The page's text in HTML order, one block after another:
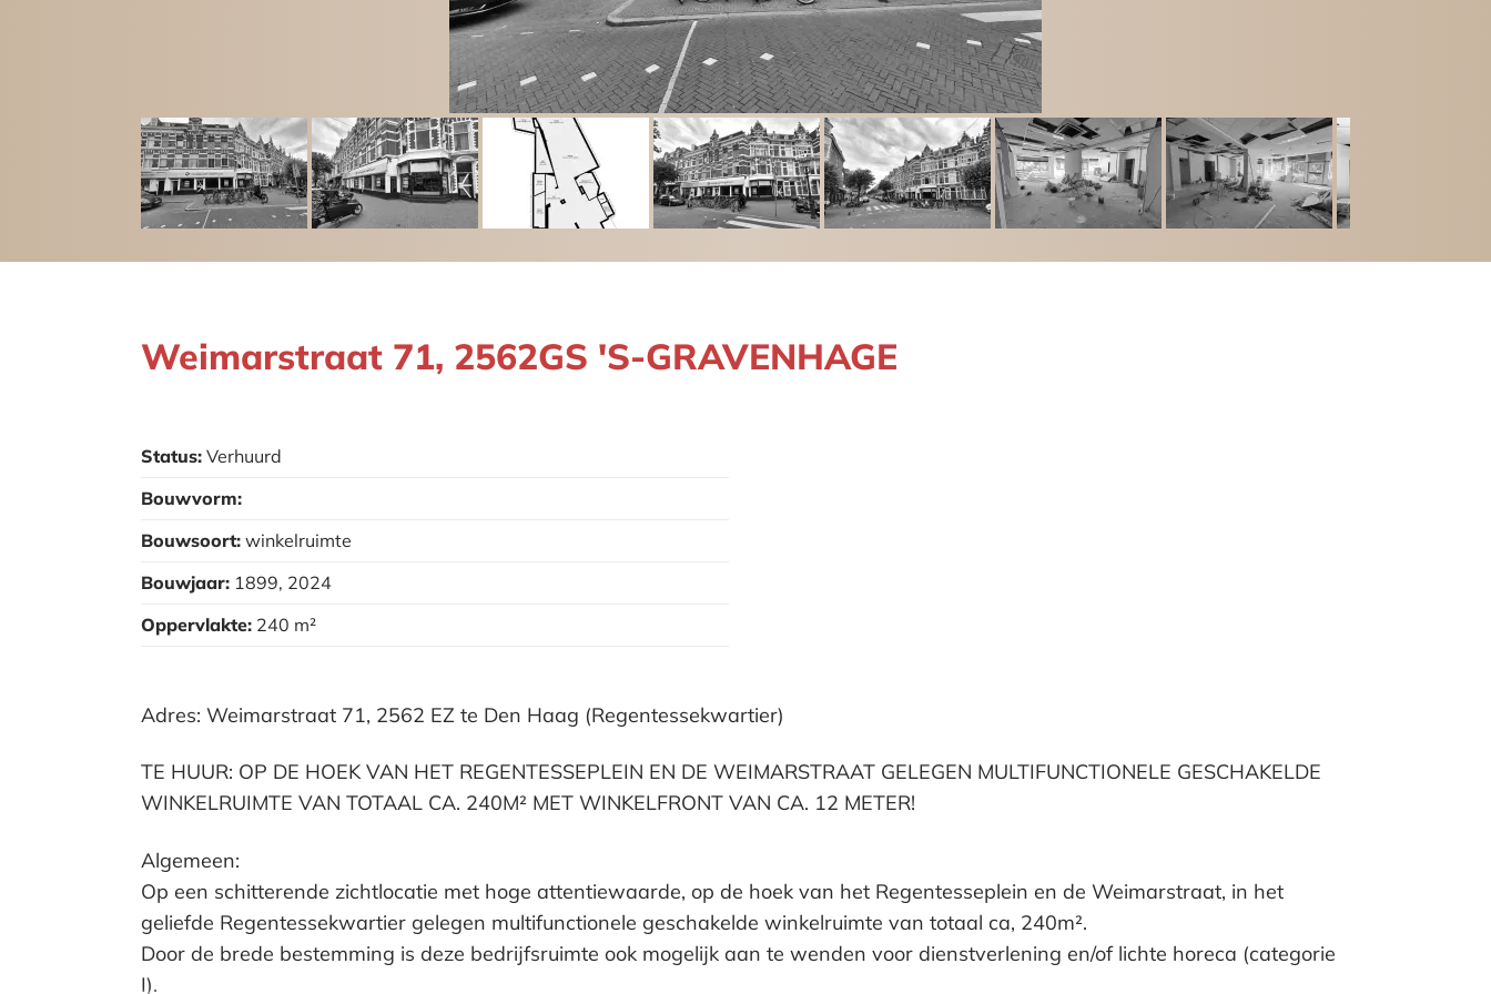
Weimarstraat 71, 2562GS 'S-GRAVENHAGE
Status: Verhuurd
Bouwvorm:
Bouwsoort: winkelruimte
Bouwjaar: 1899, 2024
Oppervlakte: 240 m²
Adres: Weimarstraat 71, 2562 EZ te Den Haag (Regentessekwartier)
TE HUUR: OP DE HOEK VAN HET REGENTESSEPLEIN EN DE WEIMARSTRAAT GELEGEN MULTIFUNCTIONELE GESCHAKELDE
WINKELRUIMTE VAN TOTAAL CA. 240M² MET WINKELFRONT VAN CA. 12 METER!
Algemeen:
Op een schitterende zichtlocatie met hoge attentiewaarde, op de hoek van het Regentesseplein en de Weimarstraat, in het
geliefde Regentessekwartier gelegen multifunctionele geschakelde winkelruimte van totaal ca, 240m².
Door de brede bestemming is deze bedrijfsruimte ook mogelijk aan te wenden voor dienstverlening en/of lichte horeca (categorie
I).